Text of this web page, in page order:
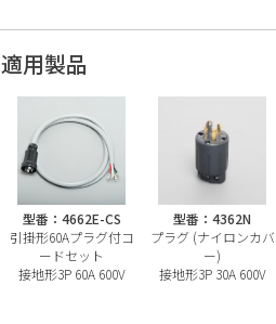
適用製品
型番：4662E-CS
引掛形60Aプラグ付コ
ードセット
接地形3P 60A 600V
型番：4362N
プラグ (ナイロンカバ
ー)
接地形3P 30A 600V